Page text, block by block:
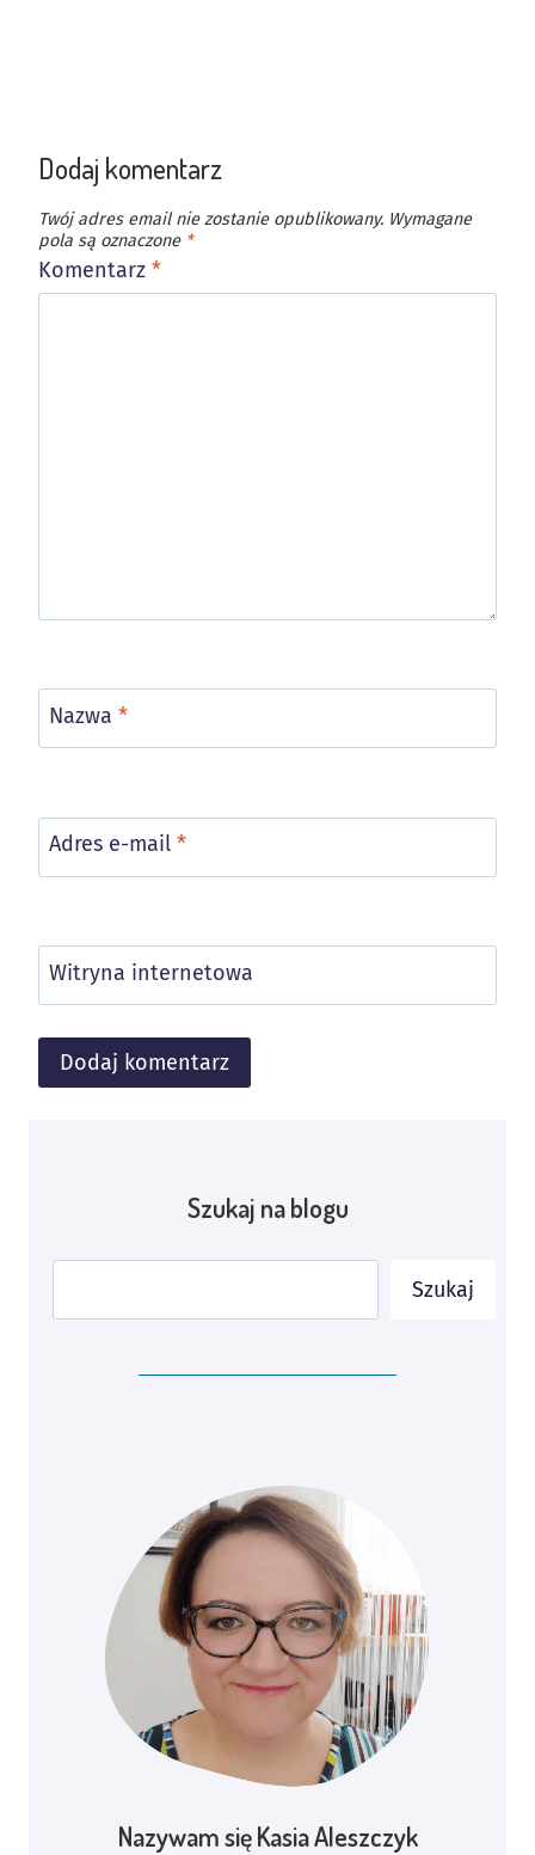
Dodaj komentarz
Twój adres email nie zostanie opublikowany. Wymagane
pola są oznaczone *
Komentarz *
Nazwa *
Adres e-mail *
Witryna internetowa
Szukaj na blogu
Szukaj
Nazywam się Kasia Aleszczyk